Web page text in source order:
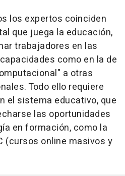
los expertos coinciden
que juega la educación,
trabajadores en las
como en la de
a otras
Todo ello requiere
el sistema educativo, que
las oportunidades
en formación, como la
(cursos online masivos y